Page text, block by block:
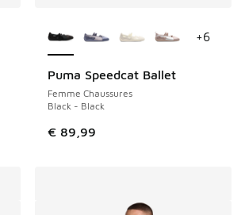
Puma Speedcat Ballet
Femme Chaussures
Black - Black
€ 89,99
NOUVEAU
+6